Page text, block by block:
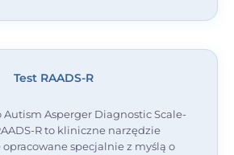
Test RAADS-R
Autism Asperger Diagnostic Scale-
R to kliniczne narzędzie
opracowane specjalnie z myślą o